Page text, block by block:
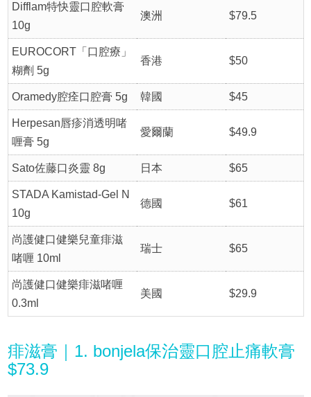
Difflam特快靈口腔軟膏
10g
澳洲 $79.5
EUROCORT「口腔療」
糊劑 5g
香港 $50
Oramedy腔痊口腔膏 5g 韓國 $45
Herpesan唇疹消透明啫
喱膏 5g
愛爾蘭 $49.9
Sato佐藤口炎靈 8g 日本 $65
STADA Kamistad-Gel N
10g
德國 $61
尚護健口健樂兒童痱滋
啫喱 10ml
瑞士 $65
尚護健口健樂痱滋啫喱
0.3ml
美國 $29.9
痱滋膏｜1. bonjela保治靈口腔止痛軟膏
$73.9